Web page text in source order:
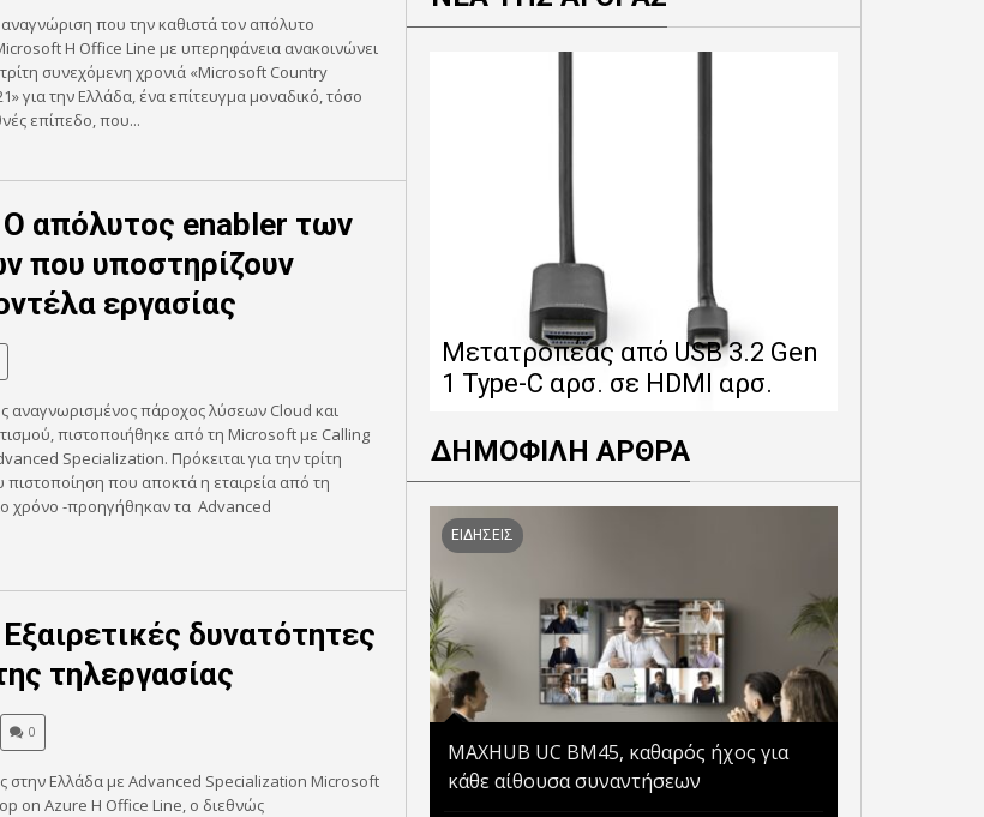
που την καθιστά τον απόλυτο
Η Office Line με υπερηφάνεια ανακοινώνει
συνεχόμενη χρονιά «Microsoft Country
για την Ελλάδα, ένα επίτευγμα μοναδικό, τόσο
επίπεδο, που...
απόλυτος enabler των
που υποστηρίζουν
εργασίας
αναγνωρισμένος πάροχος λύσεων Cloud και
πιστοποιήθηκε από τη Microsoft με Calling
Specialization. Πρόκειται για την τρίτη
που αποκτά η εταιρεία από τη
χρόνο -προηγήθηκαν τα Advanced
δυνατότητες
τηλεργασίας
0
στην Ελλάδα με Advanced Specialization Microsoft
on Azure Η Office Line, ο διεθνώς
Μετατροπέας από USB 3.2 Gen
1 Type-C αρσ. σε HDMI αρσ.
ΔΗΜΟΦΙΛΗ ΑΡΘΡΑ
ΕΙΔΗΣΕΙΣ
MAXHUB UC BM45, καθαρός ήχος για
κάθε αίθουσα συναντήσεων